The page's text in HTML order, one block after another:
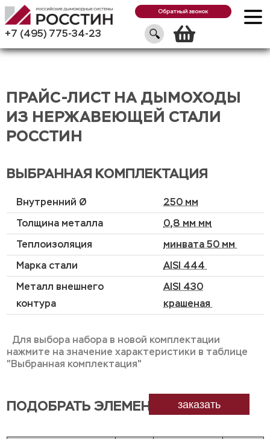
+7 (495) 775-34-23
Обратный звонок
ПРАЙС-ЛИСТ НА ДЫМОХОДЫ
ИЗ НЕРЖАВЕЮЩЕЙ СТАЛИ
РОССТИН
ВЫБРАННАЯ КОМПЛЕКТАЦИЯ
Внутренний Ø
250 мм
Толщина металла
0,8 мм мм
Теплоизоляция
минвата 50 мм
Марка стали
AISI 444
Металл внешнего
контура
AISI 430
крашеная
Для выбора набора в новой комплектации
нажмите на значение характеристики в таблице
"Выбранная комплектация"
ПОДОБРАТЬ ЭЛЕМЕНТЫ заказать